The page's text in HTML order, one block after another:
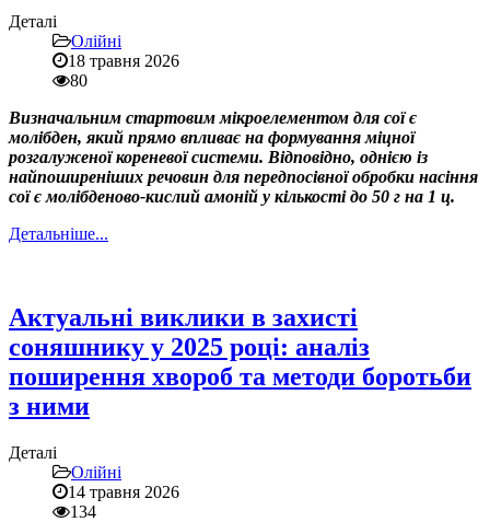
Деталі
Олійні
18 травня 2026
80
Визначальним стартовим мікроелементом для сої є
молібден, який прямо впливає на формування міцної
розгалуженої кореневої системи. Відповідно, однією із
найпоширеніших речовин для передпосівної обробки насіння
сої є молібденово-кислий амоній у кількості до 50 г на 1 ц.
Детальніше...
Актуальні виклики в захисті
соняшнику у 2025 році: аналіз
поширення хвороб та методи боротьби
з ними
Деталі
Олійні
14 травня 2026
134